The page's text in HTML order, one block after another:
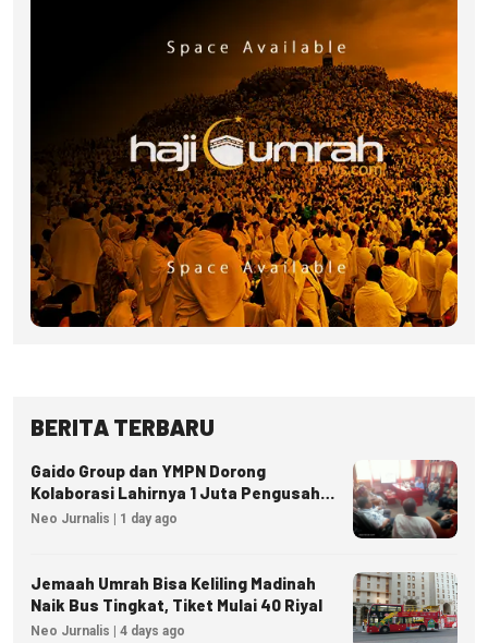
BERITA TERBARU
Gaido Group dan YMPN Dorong
Kolaborasi Lahirnya 1 Juta Pengusaha
Ekonomi Syariah
Neo Jurnalis | 1 day ago
Jemaah Umrah Bisa Keliling Madinah
Naik Bus Tingkat, Tiket Mulai 40 Riyal
Neo Jurnalis | 4 days ago